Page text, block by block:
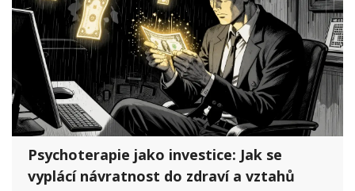
Psychoterapie jako investice: Jak se
vyplácí návratnost do zdraví a vztahů